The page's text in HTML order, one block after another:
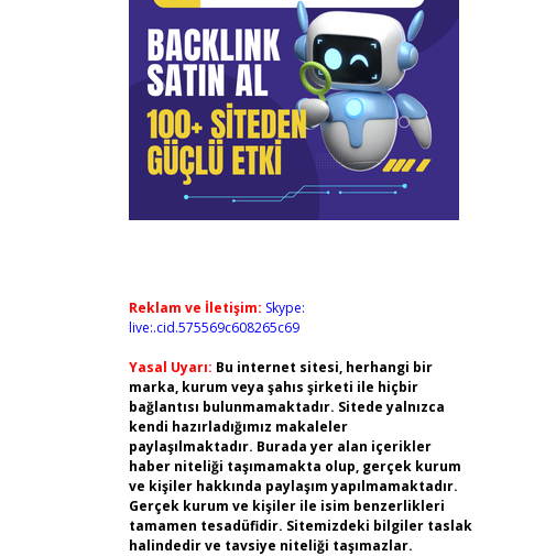
Reklam ve İletişim: Skype:
live:.cid.575569c608265c69
Yasal Uyarı: Bu internet sitesi, herhangi bir
marka, kurum veya şahıs şirketi ile hiçbir
bağlantısı bulunmamaktadır. Sitede yalnızca
kendi hazırladığımız makaleler
paylaşılmaktadır. Burada yer alan içerikler
haber niteliği taşımamakta olup, gerçek kurum
ve kişiler hakkında paylaşım yapılmamaktadır.
Gerçek kurum ve kişiler ile isim benzerlikleri
tamamen tesadüfidir. Sitemizdeki bilgiler taslak
halindedir ve tavsiye niteliği taşımazlar.